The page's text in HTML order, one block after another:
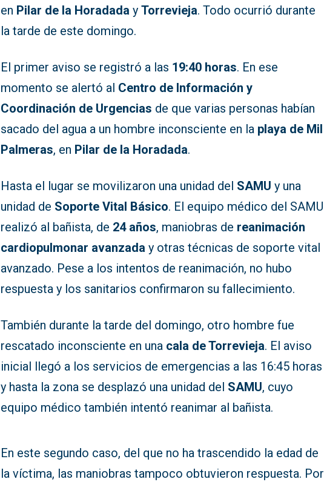
en Pilar de la Horadada yTorrevieja. Todo ocurrió durante
la tarde de este domingo.
El primer aviso se registró a las 19:40 horas. En ese
momento se alertó al Centro de Información y
Coordinación de Urgencias de que varias personas habían
sacado del agua a un hombre inconsciente en la playa de Mil
Palmeras, en Pilar de la Horadada.
Hasta el lugar se movilizaron una unidad del SAMU y una
unidad de Soporte Vital Básico. El equipo médico del SAMU
realizó al bañista, de 24 años, maniobras de reanimación
cardiopulmonar avanzada y otras técnicas de soporte vital
avanzado. Pese a los intentos de reanimación, no hubo
respuesta y los sanitarios confirmaron su fallecimiento.
También durante la tarde del domingo, otro hombre fue
rescatado inconsciente en una cala de Torrevieja. El aviso
inicial llegó a los servicios de emergencias a las 16:45 horas
y hasta la zona se desplazó una unidad del SAMU, cuyo
equipo médico también intentó reanimar al bañista.
En este segundo caso, del que no ha trascendido la edad de
la víctima, las maniobras tampoco obtuvieron respuesta. Por